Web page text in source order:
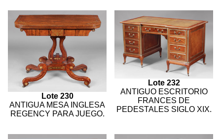
Lote 230
ANTIGUA MESA INGLESA
REGENCY PARA JUEGO.
Lote 232
ANTIGUO ESCRITORIO
FRANCES DE
PEDESTALES SIGLO XIX.